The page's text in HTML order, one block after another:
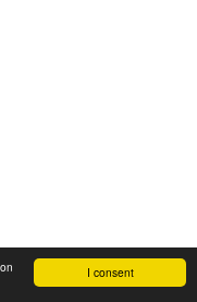
I consent